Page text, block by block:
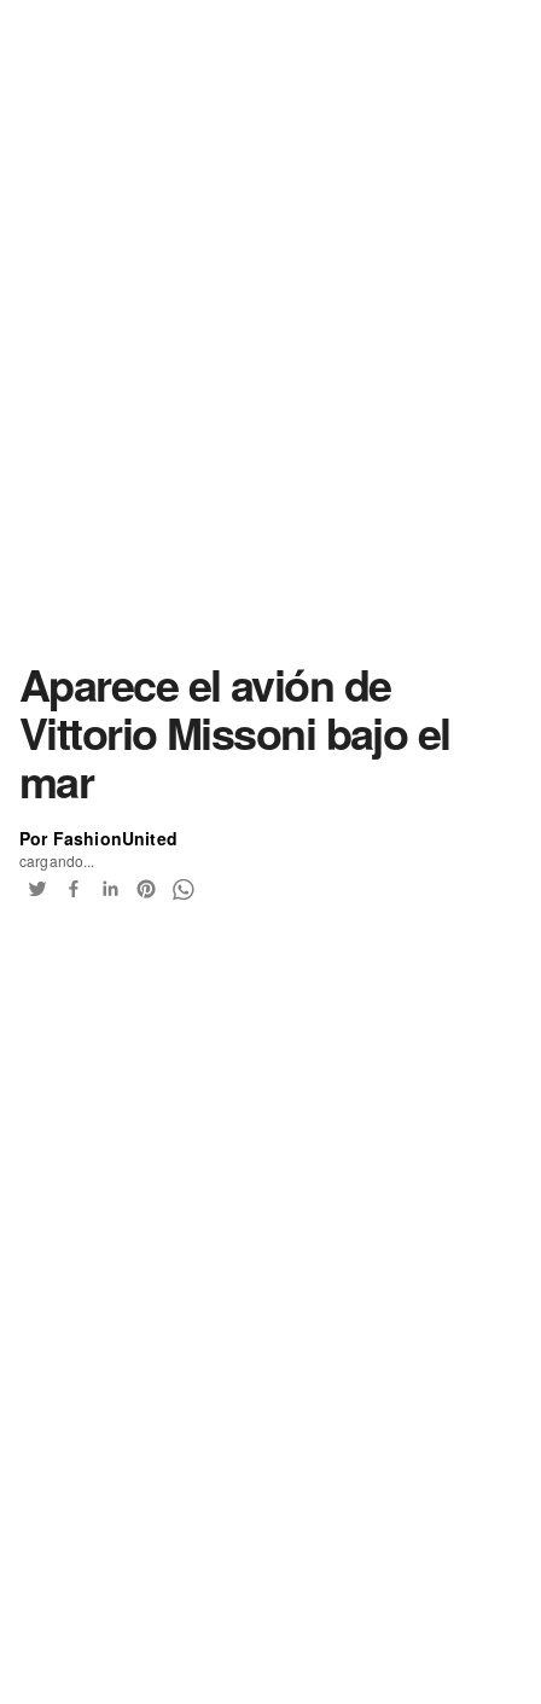
Aparece el avión de
Vittorio Missoni bajo el
mar
Por FashionUnited
cargando...